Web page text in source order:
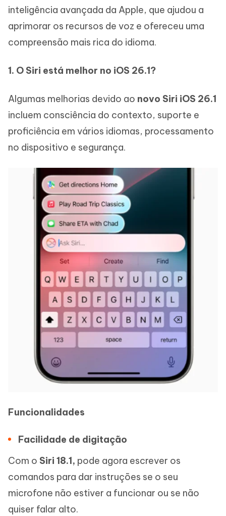
inteligência avançada da Apple, que ajudou a
aprimorar os recursos de voz e ofereceu uma
compreensão mais rica do idioma.
1. O Siri está melhor no iOS 26.1?
Algumas melhorias devido ao novo Siri iOS 26.1
incluem consciência do contexto, suporte e
proficiência em vários idiomas, processamento
no dispositivo e segurança.
Funcionalidades
Facilidade de digitação
Com o Siri 18.1, pode agora escrever os
comandos para dar instruções se o seu
microfone não estiver a funcionar ou se não
quiser falar alto.